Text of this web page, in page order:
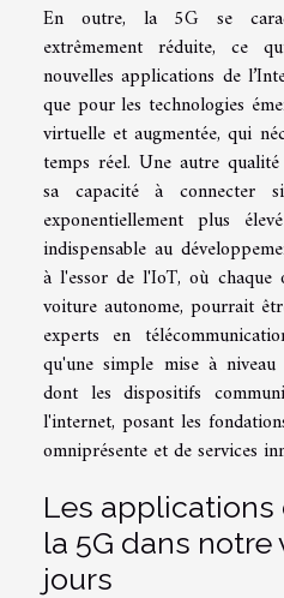
En outre, la 5G se
extrêmement réduite, ce
nouvelles applications de
que pour les technologies
virtuelle et augmentée, qui
temps réel. Une autre
sa capacité à connecter
exponentiellement plus
indispensable au
à l'essor de l'IoT, où
voiture autonome, pourrait
experts en
qu'une simple mise à
dont les dispositifs
l'internet, posant les
omniprésente et de services
Les
la 5G dans notre
jours